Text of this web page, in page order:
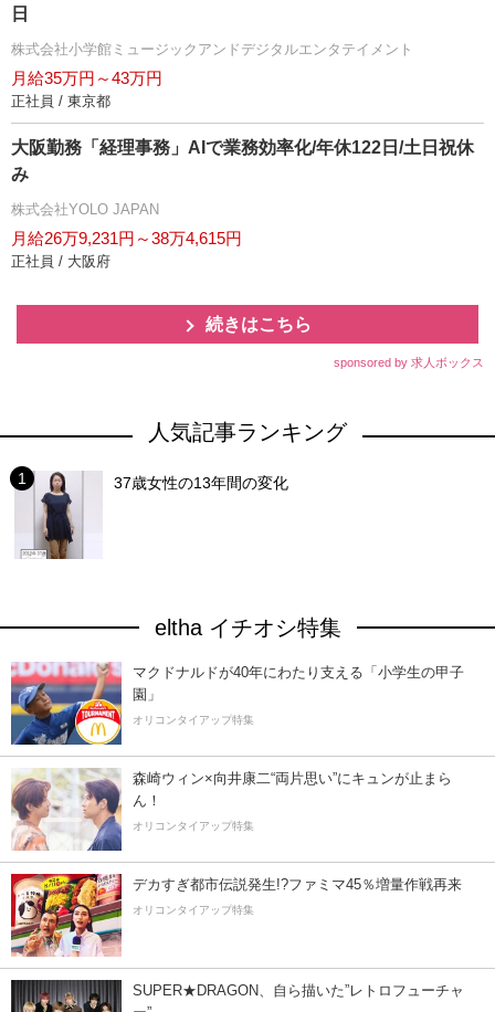
日
株式会社小学館ミュージックアンドデジタルエンタテイメント
月給35万円～43万円
正社員 / 東京都
大阪勤務「経理事務」AIで業務効率化/年休122日/土日祝休
み
株式会社YOLO JAPAN
月給26万9,231円～38万4,615円
正社員 / 大阪府
続きはこちら
sponsored by 求人ボックス
人気記事ランキング
37歳女性の13年間の変化
eltha イチオシ特集
マクドナルドが40年にわたり支える「小学生の甲子
園」
オリコンタイアップ特集
森崎ウィン×向井康二“両片思い”にキュンが止まら
ん！
オリコンタイアップ特集
デカすぎ都市伝説発生!?ファミマ45％増量作戦再来
オリコンタイアップ特集
SUPER★DRAGON、自ら描いた”レトロフューチャ